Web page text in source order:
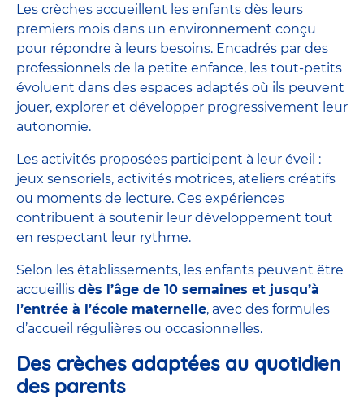
Les crèches accueillent les enfants dès leurs
premiers mois dans un environnement conçu
pour répondre à leurs besoins. Encadrés par des
professionnels de la petite enfance, les tout-petits
évoluent dans des espaces adaptés où ils peuvent
jouer, explorer et développer progressivement leur
autonomie.
Les activités proposées participent à leur éveil :
jeux sensoriels, activités motrices, ateliers créatifs
ou moments de lecture. Ces expériences
contribuent à soutenir leur développement tout
en respectant leur rythme.
Selon les établissements, les enfants peuvent être
accueillis dès l’âge de 10 semaines et jusqu’à
l’entrée à l’école maternelle, avec des formules
d’accueil régulières ou occasionnelles.
Des crèches adaptées au quotidien
des parents